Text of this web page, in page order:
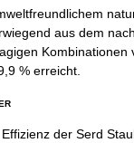
aus dem
Kombinationen
% erreicht.
der Serd